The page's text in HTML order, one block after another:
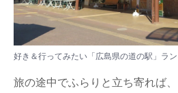
好き＆行ってみたい「広島県の道の駅」ラ
旅の途中でふらりと立ち寄れば